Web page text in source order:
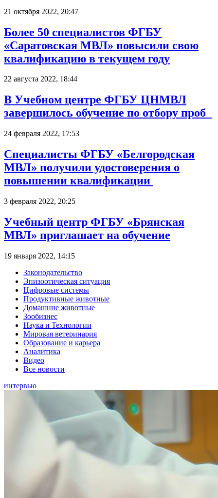
21 октября 2022, 20:47
Более 50 специалистов ФГБУ
«Саратовская МВЛ» повысили свою
квалификацию в текущем году
22 августа 2022, 18:44
В Учебном центре ФГБУ ЦНМВЛ
завершилось обучение по отбору проб
24 февраля 2022, 17:53
Специалисты ФГБУ «Белгородская
МВЛ» получили удостоверения о
повышении квалификации
3 февраля 2022, 20:25
Учебный центр ФГБУ «Брянская
МВЛ» приглашает на обучение
19 января 2022, 14:15
Законодательство
Эпизоотическая ситуация
Цифровые системы
Продуктивные животные
Домашние животные
Зообизнес
Наука и Технологии
Мировая ветеринария
Образование и карьера
Аналитика
Видео
Все новости
интервью